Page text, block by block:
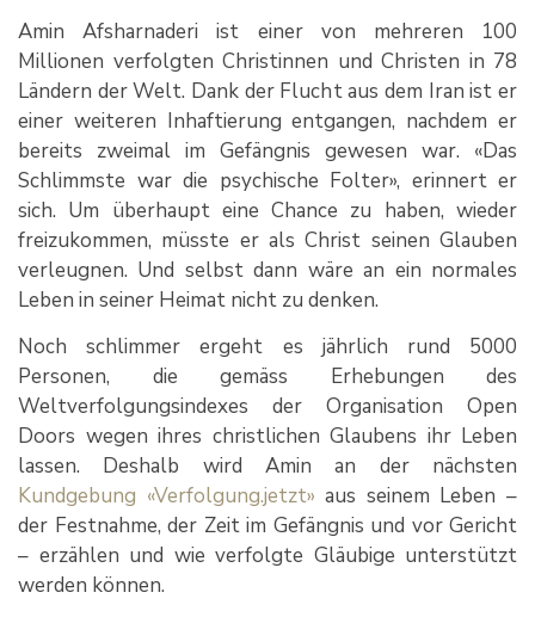
Amin Afsharnaderi ist einer von mehreren 100
Millionen verfolgten Christinnen und Christen in 78
Ländern der Welt. Dank der Flucht aus dem Iran ist er
einer weiteren Inhaftierung entgangen, nachdem er
bereits zweimal im Gefängnis gewesen war. «Das
Schlimmste war die psychische Folter», erinnert er
sich. Um überhaupt eine Chance zu haben, wieder
freizukommen, müsste er als Christ seinen Glauben
verleugnen. Und selbst dann wäre an ein normales
Leben in seiner Heimat nicht zu denken.
Noch schlimmer ergeht es jährlich rund 5000
Personen, die gemäss Erhebungen des
Weltverfolgungsindexes der Organisation Open
Doors wegen ihres christlichen Glaubens ihr Leben
lassen. Deshalb wird Amin an der nächsten
Kundgebung «Verfolgung.jetzt» aus seinem Leben –
der Festnahme, der Zeit im Gefängnis und vor Gericht
– erzählen und wie verfolgte Gläubige unterstützt
werden können.